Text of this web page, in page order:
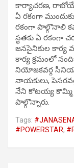
కార్యాచరణ, రాబోయే
ఏ రకంగా
రకంగా పాల్గొనాలి
స్థతకు ఏ రకంగా
జనసైనికుల కార్య
కార్య క్రమంలో
నియోజకవర్గ
నాయకులు,
నేని కోటయ్య కొమ్మి
పాల్గొన్నారు.
Tags:
#POWERSTAR,